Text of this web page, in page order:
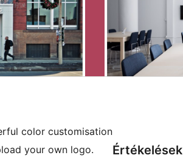
color customisation
your own logo.
Értékelések